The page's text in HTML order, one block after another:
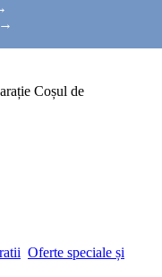
→
Coșul de
Oferte speciale și